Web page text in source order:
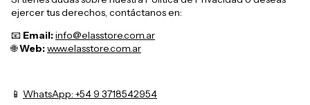
ejercer tus derechos, contáctanos en:
📧 Email:info@elasstore.com.ar
🌐Web:www.elasstore.com.ar
📱 WhatsApp: +54 9 3718542954